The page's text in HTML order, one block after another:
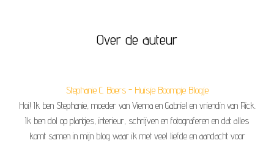
Over de auteur
Stephanie C. Boers - Huisje Boompje Blogje
Hoi! Ik ben Stephanie, moeder van Vienna en Gabriel en vriendin van Rick.
Ik ben dol op plantjes, interieur, schrijven en fotograferen en dat alles
komt samen in mijn blog waar ik met veel liefde en aandacht voor